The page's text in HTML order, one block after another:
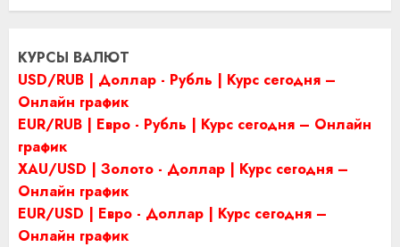
КУРСЫ ВАЛЮТ
USD/RUB | Доллар - Рубль | Курс сегодня –
Онлайн график
EUR/RUB | Евро - Рубль | Курс сегодня – Онлайн
график
XAU/USD | Золото - Доллар | Курс сегодня –
Онлайн график
EUR/USD | Евро - Доллар | Курс сегодня –
Онлайн график